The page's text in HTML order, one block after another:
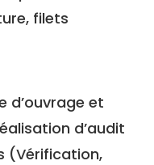
filets
d’ouvrage et
d’audit
(Vérification,